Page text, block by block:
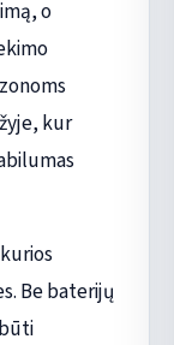
o
kur
Be baterijų